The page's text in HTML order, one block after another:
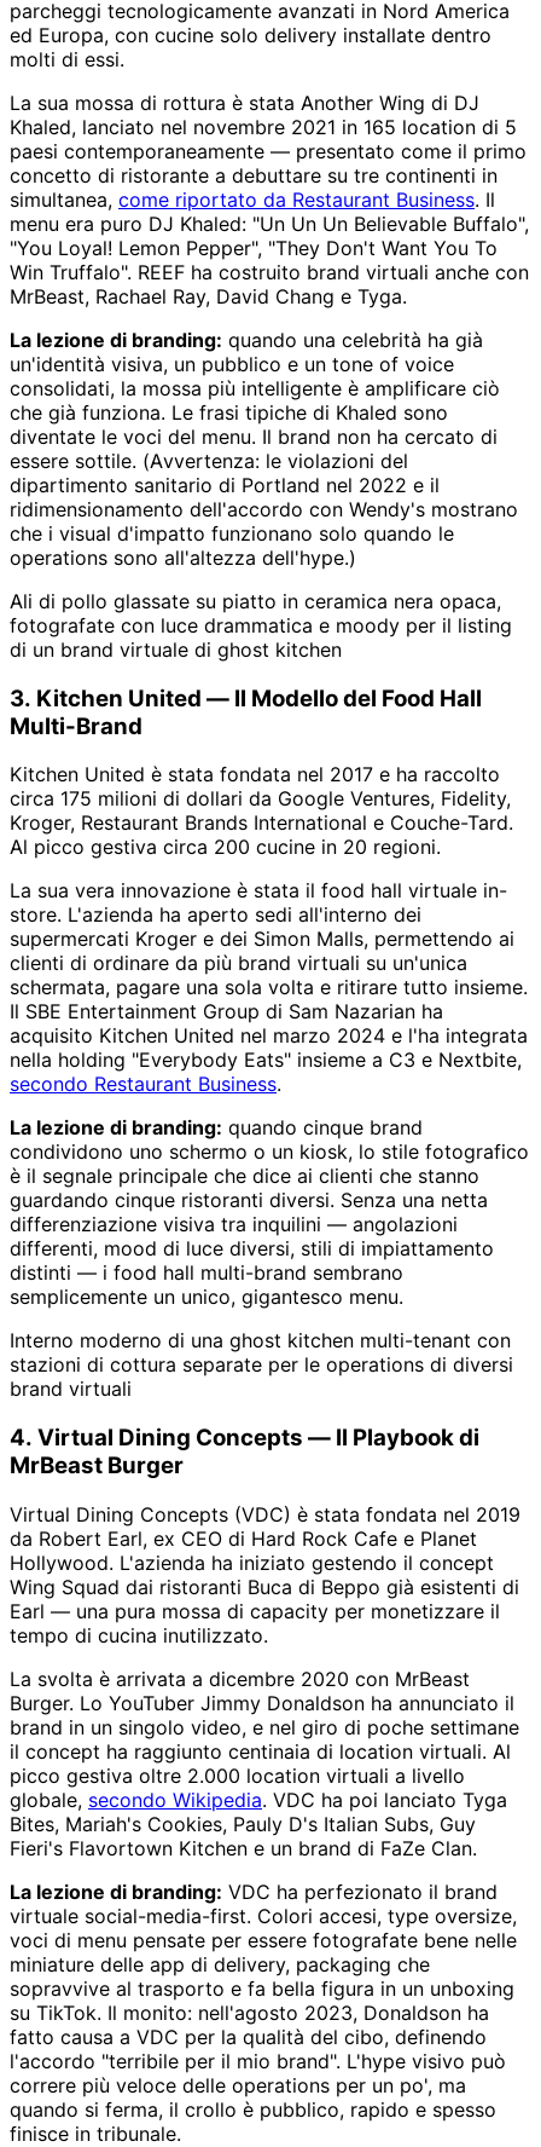
parcheggi tecnologicamente avanzati in Nord America
ed Europa, con cucine solo delivery installate dentro
molti di essi.
La sua mossa di rottura è stata Another Wing di DJ
Khaled, lanciato nel novembre 2021 in 165 location di 5
paesi contemporaneamente — presentato come il primo
concetto di ristorante a debuttare su tre continenti in
simultanea, come riportato da Restaurant Business. Il
menu era puro DJ Khaled: "Un Un Un Believable Buffalo",
"You Loyal! Lemon Pepper", "They Don't Want You To
Win Truffalo". REEF ha costruito brand virtuali anche con
MrBeast, Rachael Ray, David Chang e Tyga.
La lezione di branding: quando una celebrità ha già
un'identità visiva, un pubblico e un tone of voice
consolidati, la mossa più intelligente è amplificare ciò
che già funziona. Le frasi tipiche di Khaled sono
diventate le voci del menu. Il brand non ha cercato di
essere sottile. (Avvertenza: le violazioni del
dipartimento sanitario di Portland nel 2022 e il
ridimensionamento dell'accordo con Wendy's mostrano
che i visual d'impatto funzionano solo quando le
operations sono all'altezza dell'hype.)
Ali di pollo glassate su piatto in ceramica nera opaca,
fotografate con luce drammatica e moody per il listing
di un brand virtuale di ghost kitchen
3. Kitchen United — Il Modello del Food Hall
Multi-Brand
Kitchen United è stata fondata nel 2017 e ha raccolto
circa 175 milioni di dollari da Google Ventures, Fidelity,
Kroger, Restaurant Brands International e Couche-Tard.
Al picco gestiva circa 200 cucine in 20 regioni.
La sua vera innovazione è stata il food hall virtuale in-
store. L'azienda ha aperto sedi all'interno dei
supermercati Kroger e dei Simon Malls, permettendo ai
clienti di ordinare da più brand virtuali su un'unica
schermata, pagare una sola volta e ritirare tutto insieme.
Il SBE Entertainment Group di Sam Nazarian ha
acquisito Kitchen United nel marzo 2024 e l'ha integrata
nella holding "Everybody Eats" insieme a C3 e Nextbite,
secondo Restaurant Business.
La lezione di branding: quando cinque brand
condividono uno schermo o un kiosk, lo stile fotografico
è il segnale principale che dice ai clienti che stanno
guardando cinque ristoranti diversi. Senza una netta
differenziazione visiva tra inquilini — angolazioni
differenti, mood di luce diversi, stili di impiattamento
distinti — i food hall multi-brand sembrano
semplicemente un unico, gigantesco menu.
Interno moderno di una ghost kitchen multi-tenant con
stazioni di cottura separate per le operations di diversi
brand virtuali
4. Virtual Dining Concepts — Il Playbook di
MrBeast Burger
Virtual Dining Concepts (VDC) è stata fondata nel 2019
da Robert Earl, ex CEO di Hard Rock Cafe e Planet
Hollywood. L'azienda ha iniziato gestendo il concept
Wing Squad dai ristoranti Buca di Beppo già esistenti di
Earl — una pura mossa di capacity per monetizzare il
tempo di cucina inutilizzato.
La svolta è arrivata a dicembre 2020 con MrBeast
Burger. Lo YouTuber Jimmy Donaldson ha annunciato il
brand in un singolo video, e nel giro di poche settimane
il concept ha raggiunto centinaia di location virtuali. Al
picco gestiva oltre 2.000 location virtuali a livello
globale, secondo Wikipedia. VDC ha poi lanciato Tyga
Bites, Mariah's Cookies, Pauly D's Italian Subs, Guy
Fieri's Flavortown Kitchen e un brand di FaZe Clan.
La lezione di branding: VDC ha perfezionato il brand
virtuale social-media-first. Colori accesi, type oversize,
voci di menu pensate per essere fotografate bene nelle
miniature delle app di delivery, packaging che
sopravvive al trasporto e fa bella figura in un unboxing
su TikTok. Il monito: nell'agosto 2023, Donaldson ha
fatto causa a VDC per la qualità del cibo, definendo
l'accordo "terribile per il mio brand". L'hype visivo può
correre più veloce delle operations per un po', ma
quando si ferma, il crollo è pubblico, rapido e spesso
finisce in tribunale.